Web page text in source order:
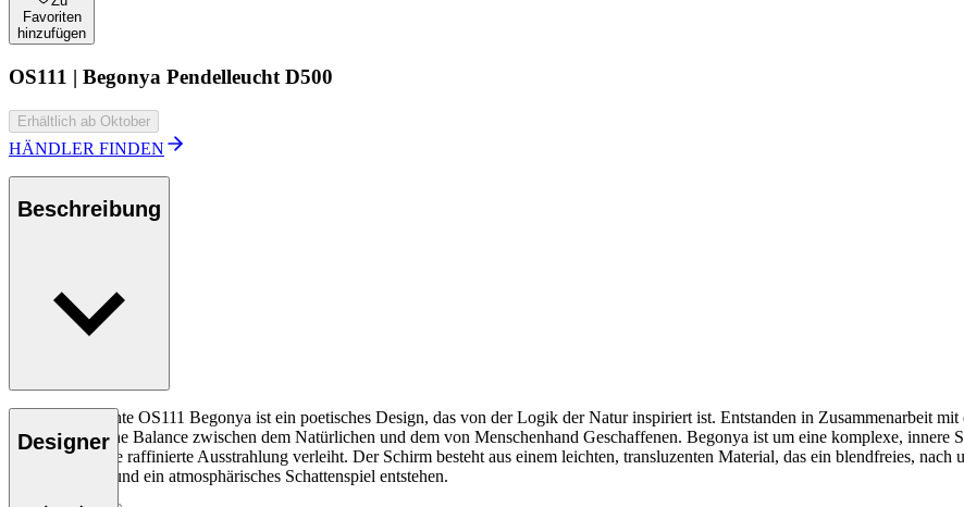
Favoriten
hinzufügen
OS111 | Begonya Pendelleucht D500
Erhältlich ab Oktober
HÄNDLER FINDEN
Beschreibung
Die Pendelleuchte OS111 Begonya ist ein poetisches Design, das von der Logik der Natur inspiriert ist. Entstanden in Zusammenarbeit
eine harmonische Balance zwischen dem Natürlichen und dem von Menschenhand Geschaffenen. Begonya ist um eine komplexe,
der Leuchte eine raffinierte Ausstrahlung verleiht. Der Schirm besteht aus einem leichten, transluzenten Material, das ein blendfreies,
wodurch Tiefe und ein atmosphärisches Schattenspiel entstehen.
Designer